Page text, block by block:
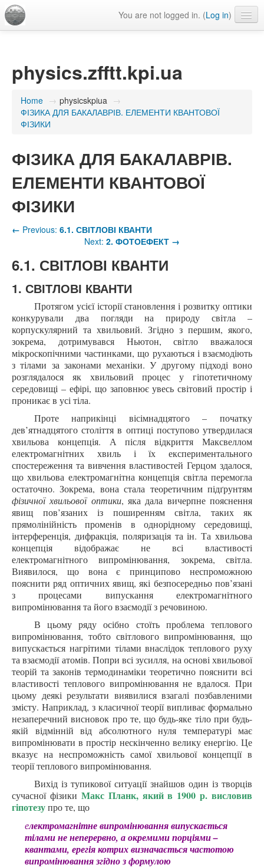
You are not logged in. (Log in)
physics.zfftt.kpi.ua
Home → physicskpiua →
ФІЗИКА ДЛЯ БАКАЛАВРІВ. ЕЛЕМЕНТИ КВАНТОВОЇ
ФІЗИКИ
ФІЗИКА ДЛЯ БАКАЛАВРІВ.
ЕЛЕМЕНТИ КВАНТОВОЇ
ФІЗИКИ
← Previous: 6.1. СВІТЛОВІ КВАНТИ
Next: 2. ФОТОЕФЕКТ →
6.1. СВІТЛОВІ КВАНТИ
1. СВІТЛОВІ КВАНТИ
Протягом усієї історії становлення і розвитку оптики
конкурували два погляди на природу світла –
корпускулярний та хвильовий. Згідно з першим, якого,
зокрема, дотримувався Ньютон, світло вважалося
мікроскопічними частинками, що рухаються і взаємодіють
з тілами за законами механіки. У другому підході воно
розглядалося як хвильовий процес у гіпотетичному
середовищі – ефірі, що заповнює увесь світовий простір і
проникає в усі тіла.
Проте наприкінці вісімнадцятого – початку
дев’ятнадцятого століття в оптиці поступово утвердилася
хвильова концепція. А після відкриття Максвеллом
електромагнітних хвиль і їх експериментального
спостереження та вивчення властивостей Герцом здалося,
що хвильова електромагнітна концепція світла перемогла
остаточно. Зокрема, вона стала теоретичним підґрунтям
фізичної хвильової оптики, яка дала вичерпне пояснення
явищ пов’язаних із поширенням світла, таких як
прямолінійність променів в однорідному середовищі,
інтерференція, дифракція, поляризація та ін. Та хвильова
концепція відображає не всі властивості
електромагнітного випромінювання, зокрема, світла.
Виявилося, що вона є принципово неспроможною
пояснити ряд оптичних явищ, які безпосередньо пов’язані
з процесами випускання електромагнітного
випромінювання та його взаємодії з речовиною.
В цьому ряду осібно стоїть проблема теплового
випромінювання, тобто світлового випромінювання, що
випускається нагрітими тілами внаслідок теплового руху
та взаємодії атомів. Попри всі зусилля, на основі хвильової
теорій та законів термодинаміки теоретично пояснити всі
властивості теплового випромінювання не вдалося. При
цьому деякі результати виявилися взагалі позбавленими
змісту. Наприклад, з класичної теорії випливає формально
незаперечний висновок про те, що будь-яке тіло при будь-
якій відмінній від абсолютного нуля температурі має
випромінювати в простір нескінченно велику енергію. Це
вказує на неспроможність самої хвильової концепції в
теорії теплового випромінювання.
Вихід із тупикової ситуації знайшов один із творців
сучасної фізики Макс Планк, який в 1900 р. висловив
гіпотезупро те, що
електромагнітне випромінювання випускається
тілами не неперервно, а окремими порціями –
квантами, ерегія котрих визначається частотою
випромінювання згідно з формулою